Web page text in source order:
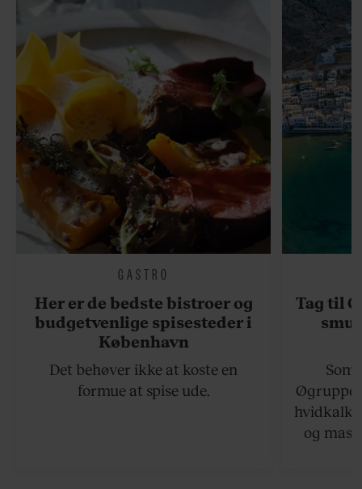
GASTRO
Her er de bedste bistroer og
budgetvenlige spisesteder i
København
Det behøver ikke at koste en
formue at spise ude.
Tag til
og